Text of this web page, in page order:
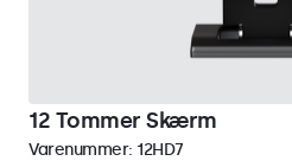
12 Tommer Skærm
Varenummer: 12HD7